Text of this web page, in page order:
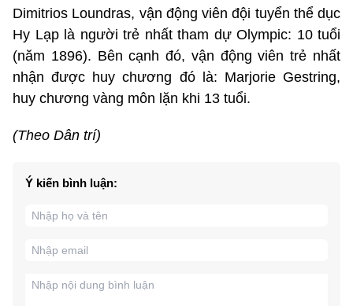
Dimitrios Loundras, vận động viên đội tuyển thể dục
Hy Lạp là người trẻ nhất tham dự Olympic: 10 tuổi
(năm 1896). Bên cạnh đó, vận động viên trẻ nhất
nhận được huy chương đó là: Marjorie Gestring,
huy chương vàng môn lặn khi 13 tuổi.
(Theo Dân trí)
Ý kiến bình luận: